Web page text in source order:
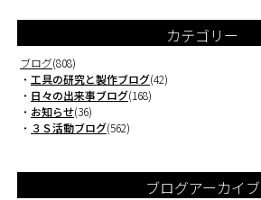
カテゴリー
ブログ(808)
・ 工具の研究と製作ブログ(42)
・ 日々の出来事ブログ(168)
・ お知らせ(36)
・ ３Ｓ活動ブログ(562)
ブログアーカイブ